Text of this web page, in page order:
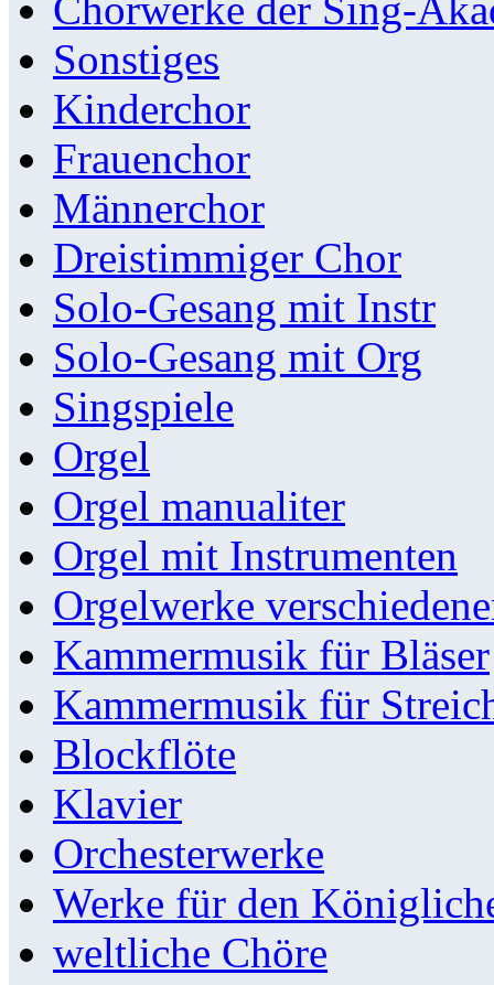
Chorwerke der Sing-
Sonstiges
Kinderchor
Frauenchor
Männerchor
Dreistimmiger Chor
Solo-Gesang mit Instr
Solo-Gesang mit Org
Singspiele
Orgel
Orgel manualiter
Orgel mit Instrumenten
Orgelwerke
Kammermusik für Bläser
Kammermusik für
Blockflöte
Klavier
Orchesterwerke
Werke für den
weltliche Chöre